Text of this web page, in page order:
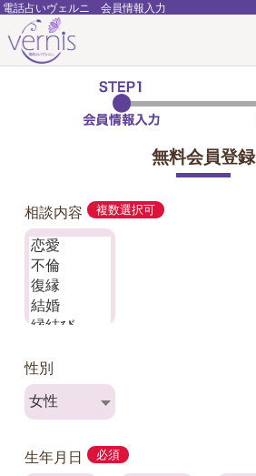
電話占いヴェルニ 会員情報入力
無料会員登録
相談内容 複数選択可
性別
生年月日 必須